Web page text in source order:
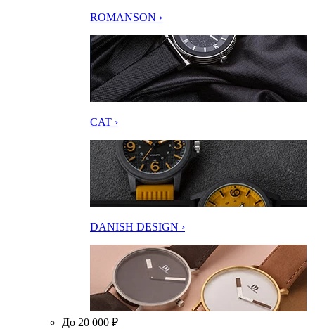
ROMANSON ›
CAT ›
DANISH DESIGN ›
До 20 000 ₽